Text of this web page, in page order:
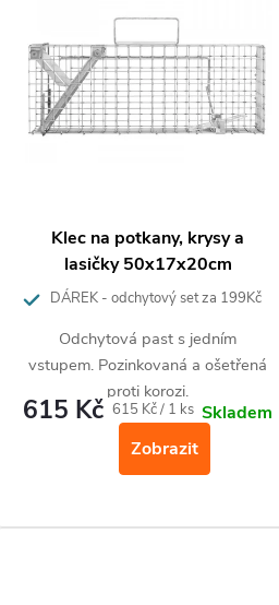
Klec na potkany, krysy a
lasičky 50x17x20cm
DÁREK - odchytový set za 199Kč
Odchytová past s jedním
vstupem. Pozinkovaná a ošetřená
proti korozi.
615 Kč Měrná
615 Kč / 1 ks Skladem
Zobrazit